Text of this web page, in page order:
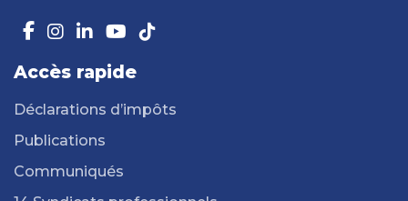
Accès rapide
Déclarations d’impôts
Publications
Communiqués